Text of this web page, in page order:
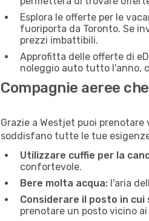
Esplora le offerte per le
fuoriporta da Toronto. Se
prezzi imbattibili.
Approfitta delle offerte di
noleggio auto tutto l'anno,
Compagnie aeree
Grazie a Westjet puoi
soddisfano tutte le tue
Utilizzare cuffie per la
confortevole.
Bere molta acqua: l'aria
Considerare il posto in cui
prenotare un posto vicino